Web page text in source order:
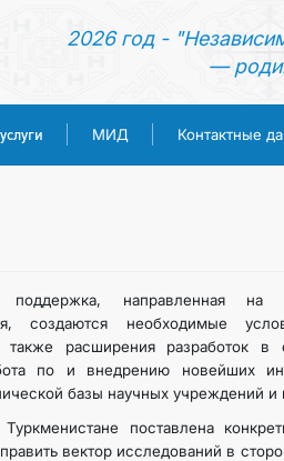
2026 год -
—
МИД Контактные
ТУРКМЕНИСТАН
КОНСУЛЬСКИЕ УСЛУГИ
МИД
поддержка, направленная
создаются необходимые
также расширения разработок в
по и внедрению новейших
базы научных учреждений
поставлена
вектор исследований в